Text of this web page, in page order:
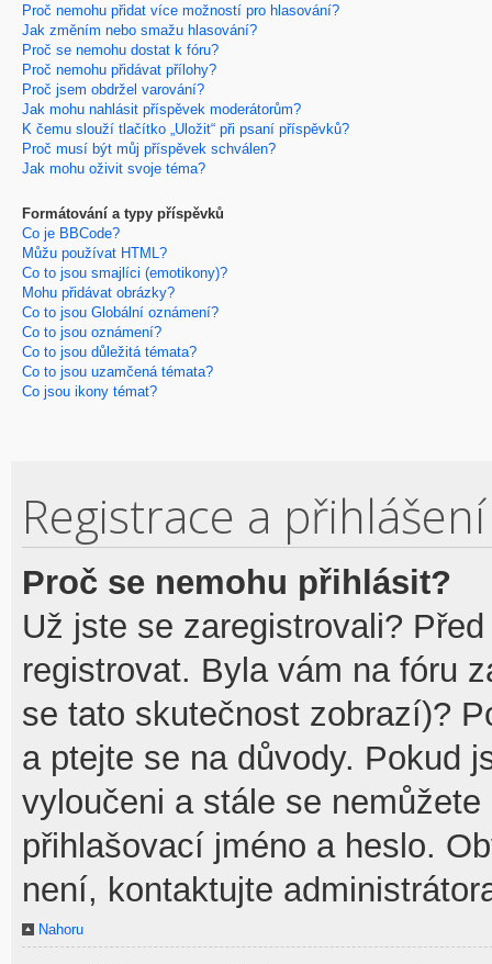
Proč nemohu přidat více možností pro hlasování?
Jak změním nebo smažu hlasování?
Proč se nemohu dostat k fóru?
Proč nemohu přidávat přílohy?
Proč jsem obdržel varování?
Jak mohu nahlásit příspěvek moderátorům?
K čemu slouží tlačítko „Uložit“ při psaní příspěvků?
Proč musí být můj příspěvek schválen?
Jak mohu oživit svoje téma?
Formátování a typy příspěvků
Co je BBCode?
Můžu používat HTML?
Co to jsou smajlíci (emotikony)?
Mohu přidávat obrázky?
Co to jsou Globální oznámení?
Co to jsou oznámení?
Co to jsou důležitá témata?
Co to jsou uzamčená témata?
Co jsou ikony témat?
Registrace a přihlášení
Proč se nemohu přihlásit?
Už jste se zaregistrovali?
registrovat. Byla vám na fóru
se tato skutečnost zobrazí)?
a ptejte se na důvody. Pokud
vyloučeni a stále se
přihlašovací jméno a heslo.
není, kontaktujte
Nahoru